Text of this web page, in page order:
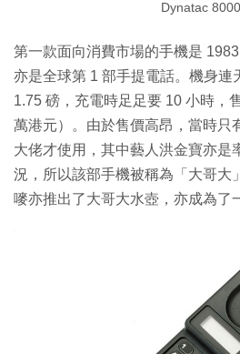
Dynatac
第一款面向消費市場的手機是
亦是全球第 1 部手提電話。機身連
1.75 磅，充電時足足要 10 小時，
萬港元）。由於售價高昂，當時只
大佬才使用，其中藝人洪金寶亦是
況，所以該部手機被稱為「大哥大
嘜亦推出了大哥大水壺，亦成為了